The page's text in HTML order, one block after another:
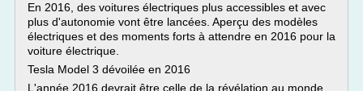
En 2016, des voitures électriques plus accessibles et avec
plus d'autonomie vont être lancées. Aperçu des modèles
électriques et des moments forts à attendre en 2016 pour la
voiture électrique.
Tesla Model 3 dévoilée en 2016
L'année 2016 devrait être celle de la révélation au monde